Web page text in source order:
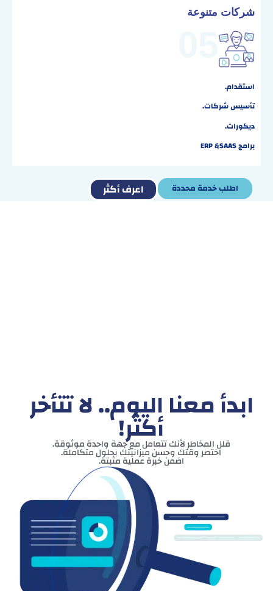
شركات متنوعة
استقدام.
تأسيس شركات.
ديكورات.
برامج ERP &SAAS
اطلب خدمة محددة اعرف أكثر
ابدأ معنا اليوم.. لا تتأخر
أكثر!
قلل المخاطر لأنك تتعامل مع جهة واحدة موثوقة.
اختصر وقتك وحسن ميزانيتك بحلول متكاملة.
اضمن خبرة عملية مثبتة.